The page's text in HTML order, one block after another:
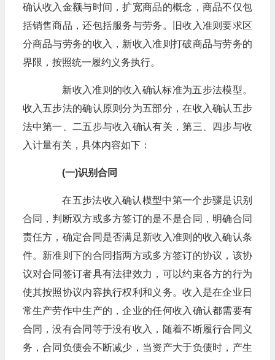
确认收入金额与时间，扩宽商品的概念，商品不仅包
括销售商品，还包括服务与劳务。旧收入准则要求区
分商品与劳务的收入，新收入准则打破商品与劳务的
界限，按照统一履约义务执行。
新收入准则的收入确认标准为五步法模型。
收入五步法的确认原则分为五部分，在收入确认五步
法中第一、二五步与收入确认有关，第三、四步与收
入计量有关，具体内容如下：
(一)识别合同
在五步法收入确认模型中第一个步骤是识别
合同，判断双方或多方签订的是不是合同，明确合同
责任方，确定合同是否满足新收入准则的收入确认条
件。新准则下的合同指两方或多方签订的协议，该协
议对合同签订者具有法律效力，可以约束各方的行为
使其按照协议内容执行权利和义务。收入是在企业日
常生产劳作中生产的，企业的任何收入确认都需要有
合同，没有合同等于没有收入，随着不断履行合同义
务，合同负债会不断减少，当资产大于负债时，产生